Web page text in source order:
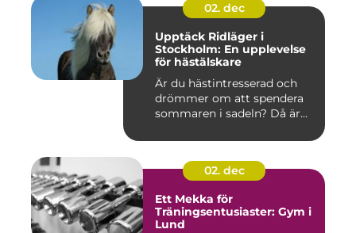
02. dec
Upptäck Ridläger i
Stockholm: En upplevelse
för hästälskare
Är du hästintresserad och
drömmer om att spendera
sommaren i sadeln? Då är...
02. dec
Ett Mekka för
Träningsentusiaster: Gym i
Lund